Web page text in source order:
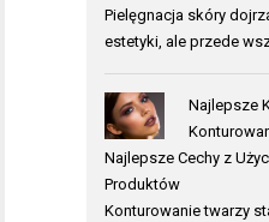
Pielęgnacja skóry
estetyki, ale przede
Najlepsze
Najlepsze Cechy z
Produktów
Konturowanie twarzy